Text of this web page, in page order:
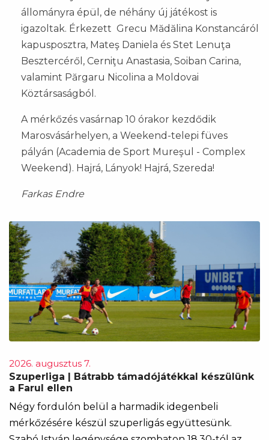
állományra épül, de néhány új játékost is
igazoltak. Érkezett Grecu Mădălina Konstancáról
kapusposztra, Mateş Daniela és Stet Lenuţa
Besztercéről, Cerniţu Anastasia, Soiban Carina,
valamint Părgaru Nicolina a Moldovai
Köztársaságból.
A mérkőzés vasárnap 10 órakor kezdődik
Marosvásárhelyen, a Weekend-telepi füves
pályán (Academia de Sport Mureşul - Complex
Weekend). Hajrá, Lányok! Hajrá, Szereda!
Farkas Endre
2026. augusztus 7.
Szuperliga | Bátrabb támadójátékkal készülünk
a Farul ellen
Négy fordulón belül a harmadik idegenbeli
mérkőzésére készül szuperligás együttesünk.